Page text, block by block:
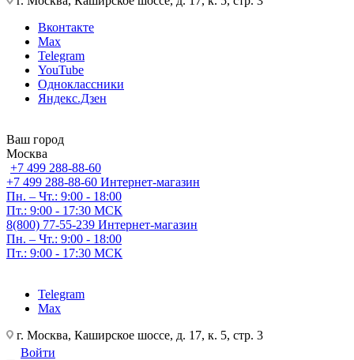
Вконтакте
Max
Telegram
YouTube
Одноклассники
Яндекс.Дзен
Ваш город
Москва
+7 499 288-88-60
+7 499 288-88-60 Интернет-магазин
Пн. – Чт.: 9:00 - 18:00
Пт.: 9:00 - 17:30 МСК
8(800) 77-55-239 Интернет-магазин
Пн. – Чт.: 9:00 - 18:00
Пт.: 9:00 - 17:30 МСК
Telegram
Max
г. Москва, Каширское шоссе, д. 17, к. 5, стр. 3
Войти